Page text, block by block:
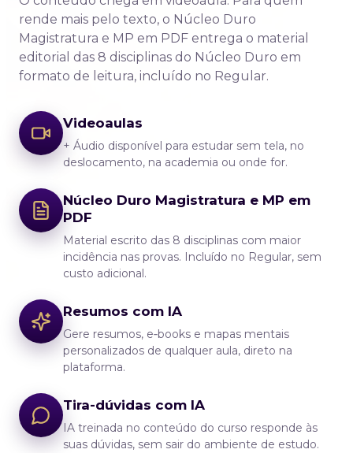
rende mais pelo texto, o Núcleo Duro
Magistratura e MP em PDF entrega o material
editorial das 8 disciplinas do Núcleo Duro em
formato de leitura, incluído no Regular.
Videoaulas
+ Áudio disponível para estudar sem tela, no
deslocamento, na academia ou onde for.
Núcleo Duro Magistratura e MP em
PDF
Material escrito das 8 disciplinas com maior
incidência nas provas. Incluído no Regular, sem
custo adicional.
Resumos com IA
Gere resumos, e‑books e mapas mentais
personalizados de qualquer aula, direto na
plataforma.
Tira-dúvidas com IA
IA treinada no conteúdo do curso responde às
suas dúvidas, sem sair do ambiente de estudo.